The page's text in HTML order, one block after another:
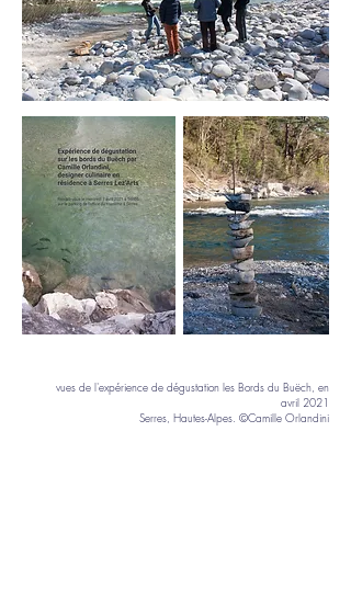
vues de l'expérience de dégustation les Bords du Buëch, en
avril 2021
Serres, Hautes-Alpes. ©Camille Orlandini